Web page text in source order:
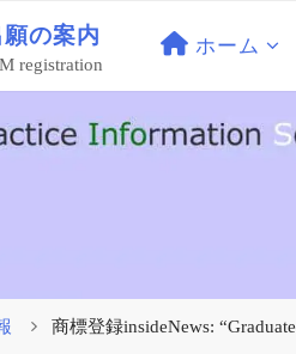
願の案内
registration
ホーム
商標登録insideNews: